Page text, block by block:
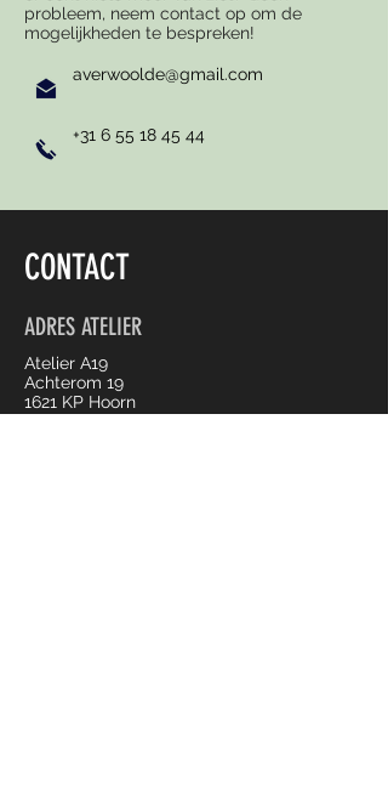
probleem, neem contact op om de
mogelijkheden te bespreken!
averwoolde@gmail.com
+31 6 55 18 45 44
CONTACT
ADRES ATELIER
Atelier A19
Achterom 19
1621 KP Hoorn